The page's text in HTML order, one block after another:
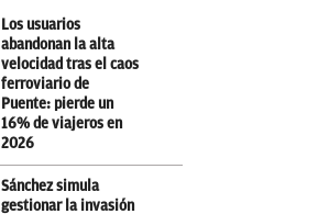
Los usuarios
abandonan la alta
velocidad tras el caos
ferroviario de
Puente: pierde un
16% de viajeros en
2026
Sánchez simula
gestionar la invasión